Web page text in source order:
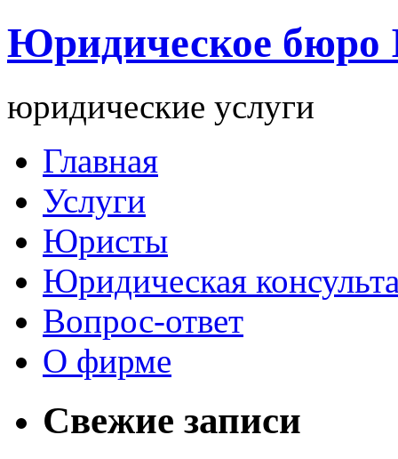
Юридическое бюро
юридические услуги
Главная
Услуги
Юристы
Юридическая
Вопрос-ответ
О фирме
Свежие записи